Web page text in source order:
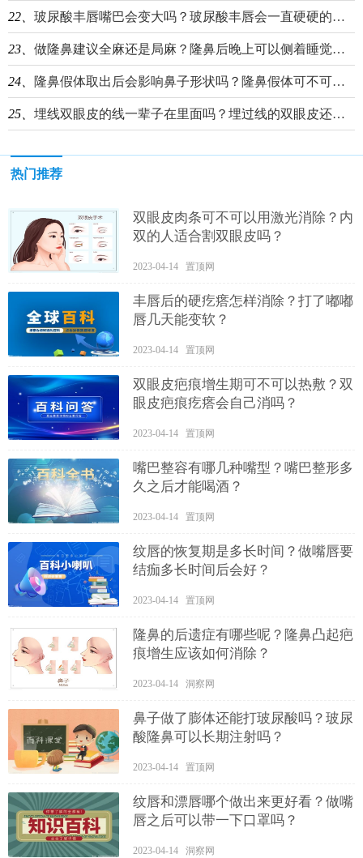
22、 玻尿酸丰唇嘴巴会变大吗？玻尿酸丰唇会一直硬硬的吗？
23、 做隆鼻建议全麻还是局麻？隆鼻后晚上可以侧着睡觉吗？
24、 隆鼻假体取出后会影响鼻子形状吗？隆鼻假体可不可以二次使用？
25、 埋线双眼皮的线一辈子在里面吗？埋过线的双眼皮还能再次埋线吗？
热门推荐
双眼皮肉条可不可以用激光消除？内
双的人适合割双眼皮吗？
2023-04-14 置顶网
丰唇后的硬疙瘩怎样消除？打了嘟嘟
唇几天能变软？
2023-04-14 置顶网
双眼皮疤痕增生期可不可以热敷？双
眼皮疤痕疙瘩会自己消吗？
2023-04-14 置顶网
嘴巴整容有哪几种嘴型？嘴巴整形多
久之后才能喝酒？
2023-04-14 置顶网
纹唇的恢复期是多长时间？做嘴唇要
结痂多长时间后会好？
2023-04-14 置顶网
隆鼻的后遗症有哪些呢？隆鼻凸起疤
痕增生应该如何消除？
2023-04-14 洞察网
鼻子做了膨体还能打玻尿酸吗？玻尿
酸隆鼻可以长期注射吗？
2023-04-14 置顶网
纹唇和漂唇哪个做出来更好看？做嘴
唇之后可以带一下口罩吗？
2023-04-14 洞察网